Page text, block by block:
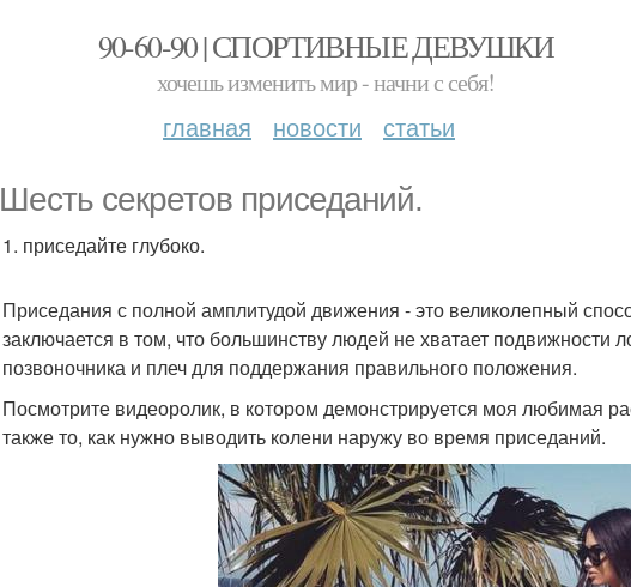
90-60-90 | СПОРТИВНЫЕ ДЕВУШКИ
хочешь изменить мир - начни с себя!
главная новости статьи
Шесть секретов приседаний.
1. приседайте глубоко.
Приседания с полной амплитудой движения - это великолепный
заключается в том, что большинству людей не хватает подвижности
позвоночника и плеч для поддержания правильного положения.
Посмотрите видеоролик, в котором демонстрируется моя любимая
также то, как нужно выводить колени наружу во время приседаний.